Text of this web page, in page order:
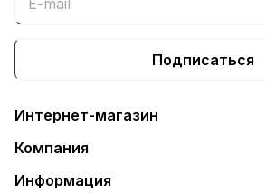
Подписаться
Интернет-магазин
Компания
Информация